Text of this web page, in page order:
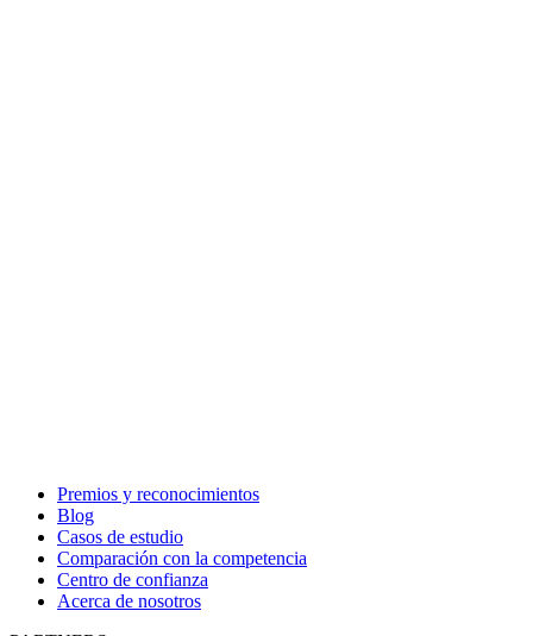
Premios y reconocimientos
Blog
Casos de estudio
Comparación con la competencia
Centro de confianza
Acerca de nosotros